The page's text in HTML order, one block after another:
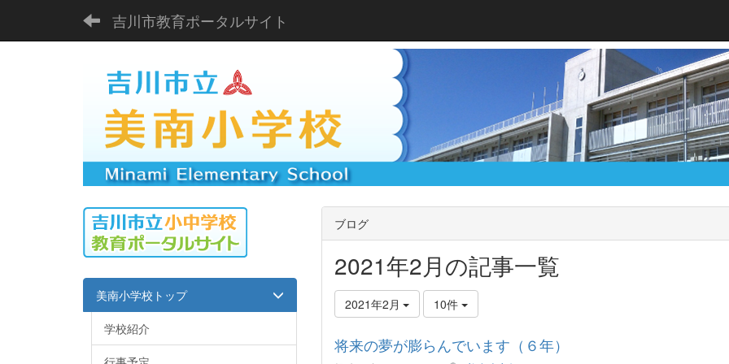
吉川市教育ポータルサイト
ブログ
2021年2月の記事一覧
2021年2月 10件
将来の夢が膨らんでいます（６年）
美南小学校トップ
学校紹介